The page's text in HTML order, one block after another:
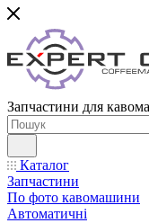
Запчастини для
Каталог
Запчастини
По фото кавомашини
Автоматичні